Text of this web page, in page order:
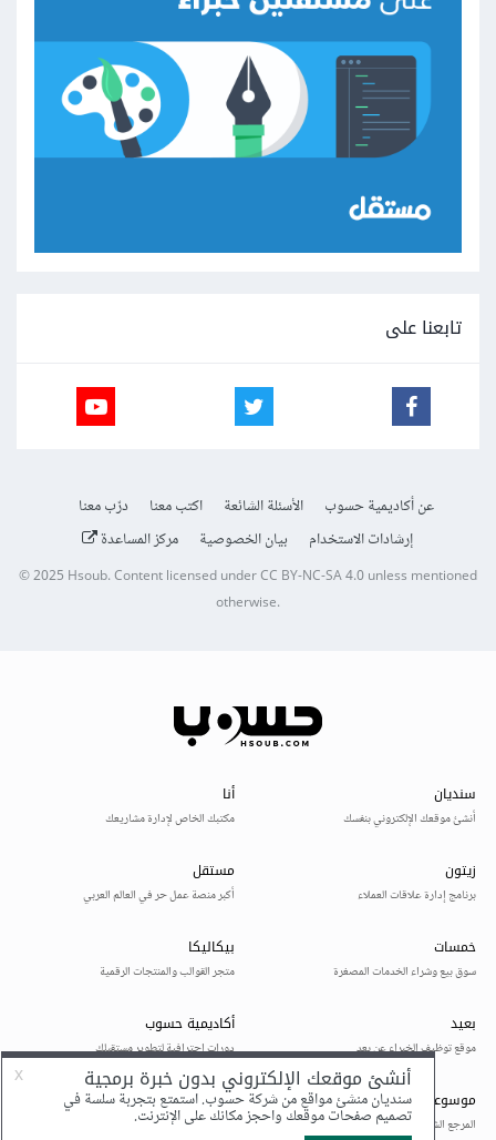
تابعنا على
عن أكاديمية حسوب الأسئلة الشائعة اكتب معنا
درّب معنا
إرشادات الاستخدام
بيان الخصوصية مركز المساعدة
© 2025Hsoub.Content licensed underCC BY-NC-SA 4.0unless mentioned
otherwise.